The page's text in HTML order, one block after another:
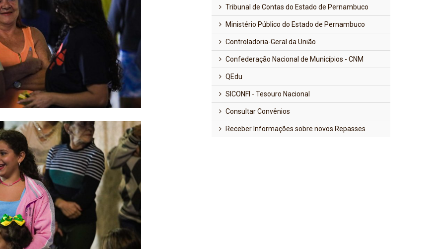
Tribunal de Contas do Estado de Pernambuco
Ministério Público do Estado de Pernambuco
Controladoria-Geral da União
Confederação Nacional de Municípios - CNM
QEdu
SICONFI - Tesouro Nacional
Consultar Convênios
Receber Informações sobre novos Repasses